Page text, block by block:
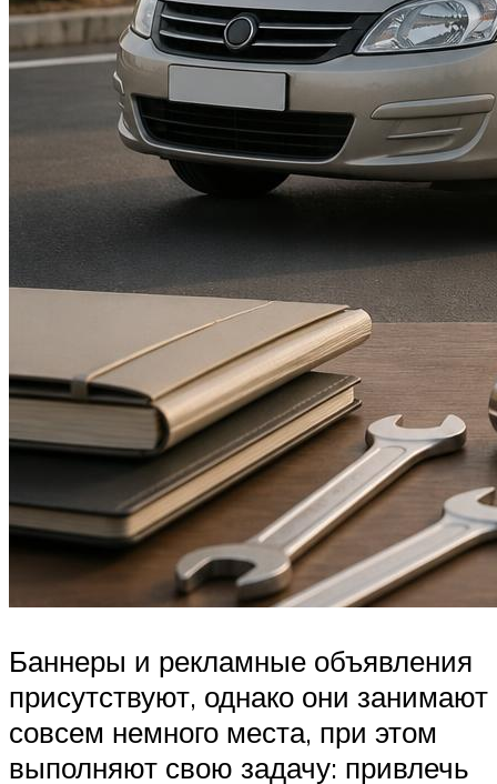
Баннеры и рекламные объявления
присутствуют, однако они занимают
совсем немного места, при этом
выполняют свою задачу: привлечь